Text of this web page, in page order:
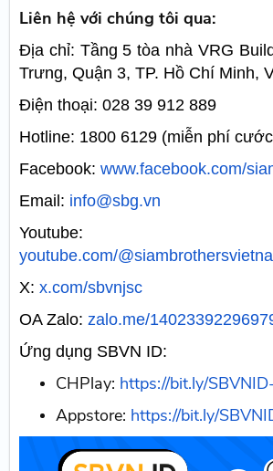
Liên hệ với chúng tôi qua:
Địa chỉ: Tầng 5 tòa nhà VRG
Trưng, Quận 3, TP. Hồ Chí Minh,
Điện thoại: 028 39 912 889
Hotline: 1800 6129 (miễn phí
Facebook: www.facebook.com/
Email: info@sbg.vn
Youtube:
youtube.com/
X:x.com/sbvnjsc
OA Zalo:zalo.me/
Ứng dụng SBVN ID:
CHPlay: https://bit.ly/
Appstore: https://bit.ly/